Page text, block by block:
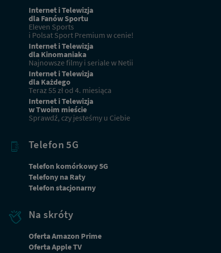
Internet i Telewizja
dla Fanów Sportu
Eleven Sports
i Polsat Sport Premium w cenie!
Internet i Telewizja
dla Kinomaniaka
Najnowsze filmy i seriale w Netii
Internet i Telewizja
dla Każdego
Teraz 55 zł od 4. miesiąca
Internet i Telewizja
w Twoim mieście
Sprawdź, czy jesteśmy u Ciebie
Telefon 5G
Telefon komórkowy 5G
Telefony na Raty
Telefon stacjonarny
Na skróty
Oferta Amazon Prime
Oferta Apple TV